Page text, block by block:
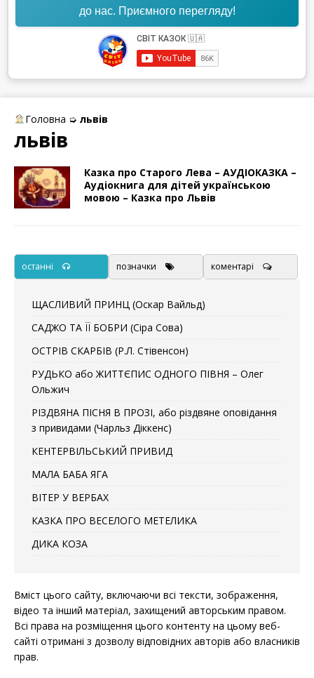
до нас. Приємного перегляду!
Головна ➭ львів
львів
Казка про Старого Лева – АУДІОКАЗКА –
Аудіокнига для дітей українською
мовою – Казка про Львів
останні позначки коментарі
ЩАСЛИВИЙ ПРИНЦ (Оскар Вайльд)
САДЖО ТА ЇЇ БОБРИ (Сіра Сова)
ОСТРІВ СКАРБІВ (Р.Л. Стівенсон)
РУДЬКО або ЖИТТЄПИС ОДНОГО ПІВНЯ – Олег
Ольжич
РІЗДВЯНА ПІСНЯ В ПРОЗІ, або різдвяне оповідання
з привидами (Чарльз Діккенс)
КЕНТЕРВІЛЬСЬКИЙ ПРИВИД
МАЛА БАБА ЯГА
ВІТЕР У ВЕРБАХ
КАЗКА ПРО ВЕСЕЛОГО МЕТЕЛИКА
ДИКА КОЗА
Вміст цього сайту, включаючи всі тексти, зображення,
відео та інший матеріал, захищений авторським правом.
Всі права на розміщення цього контенту на цьому веб-
сайті отримані з дозволу відповідних авторів або власників
прав.